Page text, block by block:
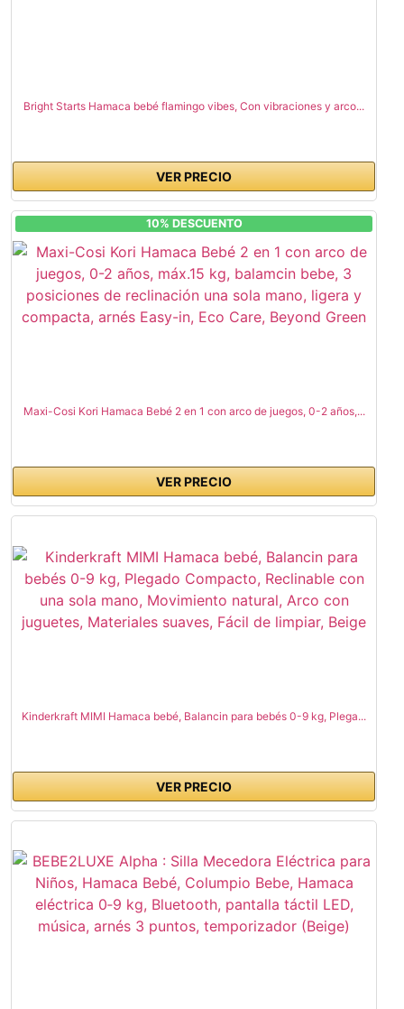
Bright Starts Hamaca bebé flamingo vibes, Con vibraciones y arco...
VER PRECIO
10% DESCUENTO
Maxi-Cosi Kori Hamaca Bebé 2 en 1 con arco de juegos, 0-2 años,...
VER PRECIO
Kinderkraft MIMI Hamaca bebé, Balancin para bebés 0-9 kg, Plega...
VER PRECIO